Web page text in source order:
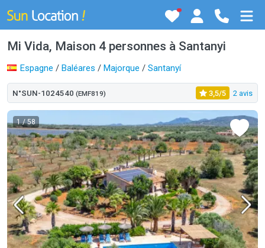
Mi Vida, Maison 4 personnes à Santanyi
Espagne / Baléares / Majorque / Santanyí
N°SUN-1024540 (EMF819) 3,5/5 2 avis
1/ 58